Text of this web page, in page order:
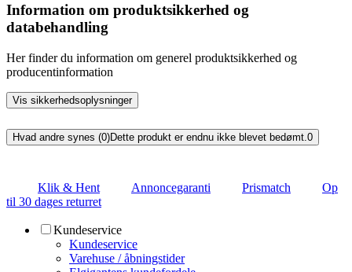
Information om produktsikkerhed og
databehandling
Her finder du information om generel produktsikkerhed og
producentinformation
Vis sikkerhedsoplysninger
Hvad andre synes (0)Dette produkt er endnu ikke blevet bedømt. 0
Klik & Hent Annoncegaranti Prismatch
Op
til 30 dages returret
Kundeservice
Kundeservice
Varehuse / åbningstider